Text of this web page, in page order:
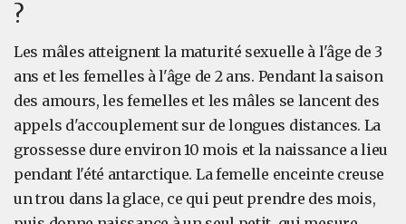
?
Les mâles atteignent la maturité sexuelle à l'âge de 3
ans et les femelles à l'âge de 2 ans. Pendant la saison
des amours, les femelles et les mâles se lancent des
appels d'accouplement sur de longues distances. La
grossesse dure environ 10 mois et la naissance a lieu
pendant l'été antarctique. La femelle enceinte creuse
un trou dans la glace, ce qui peut prendre des mois,